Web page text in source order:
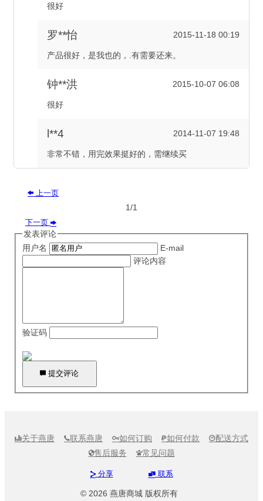
很好
罗**怡 2015-11-18 00:19
产品很好，是我也的，.有需要还来。
钟**洪 2015-10-07 06:08
很好
l**4 2014-11-07 19:48
非常不错，用完效果挺好的，需继续买
 上一页
1/1
下一页 
发表评论
用户名
E-mail
评论内容
验证码
 提交评论
关于燕唐 联系燕唐 如何订购 如何付款 配送方式
售后服务 常见问题
分享 联系
© 2026 燕唐商城 版权所有